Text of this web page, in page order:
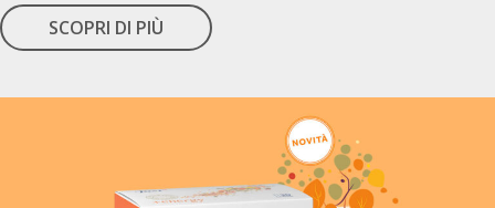
SCOPRI DI PIÙ